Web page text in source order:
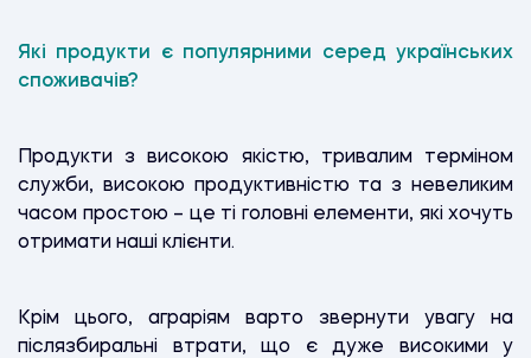
Які продукти є популярними серед українських
споживачів?
Продукти з високою якістю, тривалим терміном
служби, високою продуктивністю та з невеликим
часом простою – це ті головні елементи, які хочуть
отримати наші клієнти.
Крім цього, аграріям варто звернути увагу на
післязбиральні втрати, що є дуже високими у